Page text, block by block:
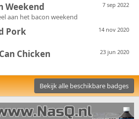
7 sep 2022
Weekend
aan het bacon weekend
14 nov 2020
Pork
23 jun 2020
Chicken
Bekijk alle beschikbare badges